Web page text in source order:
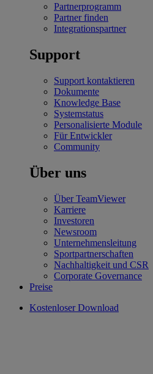
Partnerprogramm
Partner finden
Integrationspartner
Support
Support kontaktieren
Dokumente
Knowledge Base
Systemstatus
Personalisierte Module
Für Entwickler
Community
Über uns
Über TeamViewer
Karriere
Investoren
Newsroom
Unternehmensleitung
Sportpartnerschaften
Nachhaltigkeit und CSR
Corporate Governance
Preise
Kostenloser Download